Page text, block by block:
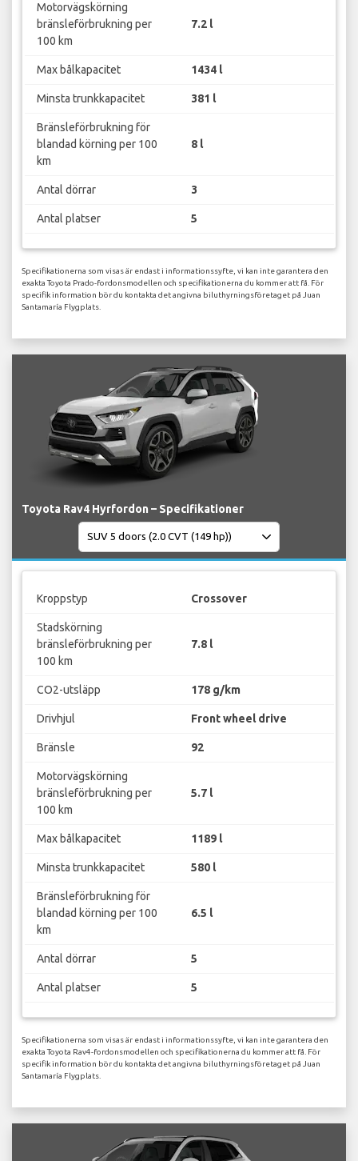
Motorvägskörning
bränsleförbrukning per
100 km
7.2 l
Max bålkapacitet 1434 l
Minsta trunkkapacitet 381 l
Bränsleförbrukning för
blandad körning per 100
km
8 l
Antal dörrar 3
Antal platser 5
Specifikationerna som visas är endast i informationssyfte, vi kan inte garantera den
exakta Toyota Prado-fordonsmodellen och specifikationerna du kommer att få. För
specifik information bör du kontakta det angivna biluthyrningsföretaget på Juan
Santamaría Flygplats.
Toyota Rav4 Hyrfordon – Specifikationer
Kroppstyp Crossover
Stadskörning
bränsleförbrukning per
100 km
7.8 l
CO2-utsläpp 178 g/km
Drivhjul Front wheel drive
Bränsle 92
Motorvägskörning
bränsleförbrukning per
100 km
5.7 l
Max bålkapacitet 1189 l
Minsta trunkkapacitet 580 l
Bränsleförbrukning för
blandad körning per 100
km
6.5 l
Antal dörrar 5
Antal platser 5
Specifikationerna som visas är endast i informationssyfte, vi kan inte garantera den
exakta Toyota Rav4-fordonsmodellen och specifikationerna du kommer att få. För
specifik information bör du kontakta det angivna biluthyrningsföretaget på Juan
Santamaría Flygplats.